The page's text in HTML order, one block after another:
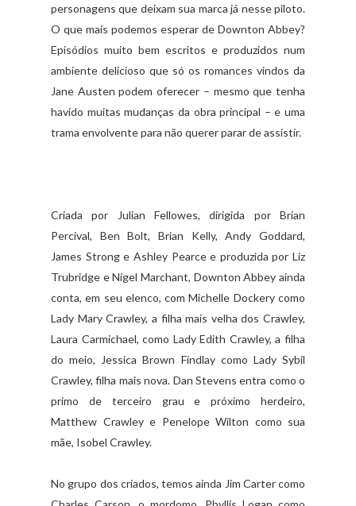
personagens que deixam sua marca já nesse piloto.
O que mais podemos esperar de Downton Abbey?
Episódios muito bem escritos e produzidos num
ambiente delicioso que só os romances vindos da
Jane Austen podem oferecer – mesmo que tenha
havido muitas mudanças da obra principal – e uma
trama envolvente para não querer parar de assistir.
Criada por Julian Fellowes, dirigida por Brian
Percival, Ben Bolt, Brian Kelly, Andy Goddard,
James Strong e Ashley Pearce e produzida por Liz
Trubridge e Nigel Marchant, Downton Abbey ainda
conta, em seu elenco, com Michelle Dockery como
Lady Mary Crawley, a filha mais velha dos Crawley,
Laura Carmichael, como Lady Edith Crawley, a filha
do meio, Jessica Brown Findlay como Lady Sybil
Crawley, filha mais nova. Dan Stevens entra como o
primo de terceiro grau e próximo herdeiro,
Matthew Crawley e Penelope Wilton como sua
mãe, Isobel Crawley.
No grupo dos criados, temos ainda Jim Carter como